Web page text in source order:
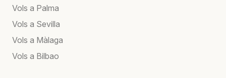
Vols a Palma
Vols a Sevilla
Vols a Màlaga
Vols a Bilbao